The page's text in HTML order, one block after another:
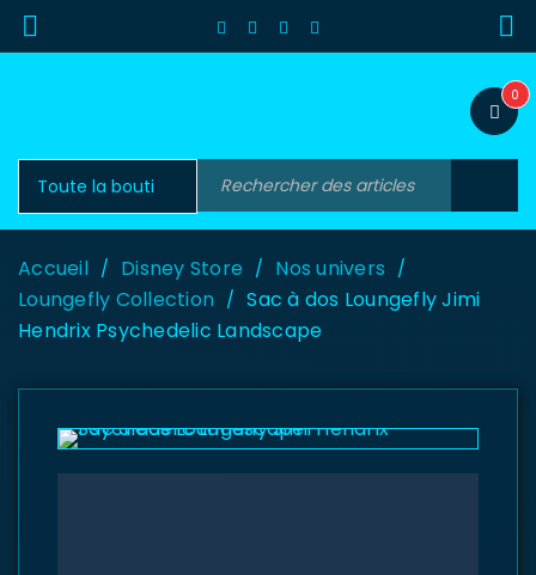
0
Accueil / Disney Store / Nos univers /
Loungefly Collection / Sac à dos Loungefly Jimi
Hendrix Psychedelic Landscape